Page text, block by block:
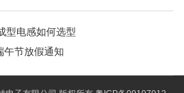
型电感如何选型
午节放假通知